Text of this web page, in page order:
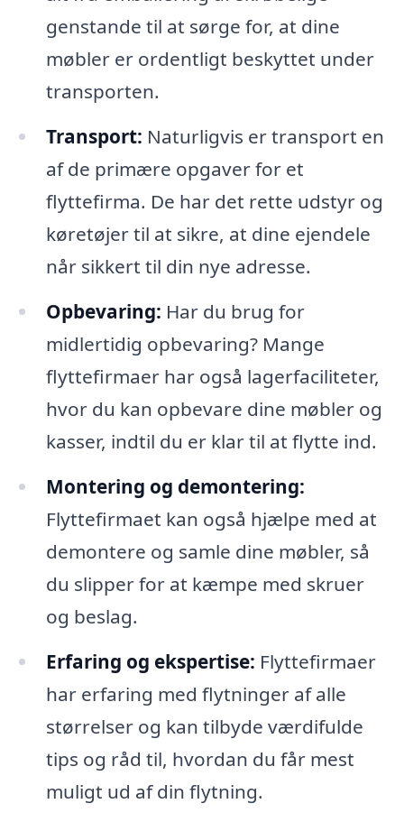
genstande til at sørge for, at dine
møbler er ordentligt beskyttet under
transporten.
Transport: Naturligvis er transport en
af de primære opgaver for et
flyttefirma. De har det rette udstyr og
køretøjer til at sikre, at dine ejendele
når sikkert til din nye adresse.
Opbevaring: Har du brug for
midlertidig opbevaring? Mange
flyttefirmaer har også lagerfaciliteter,
hvor du kan opbevare dine møbler og
kasser, indtil du er klar til at flytte ind.
Montering og demontering:
Flyttefirmaet kan også hjælpe med at
demontere og samle dine møbler, så
du slipper for at kæmpe med skruer
og beslag.
Erfaring og ekspertise: Flyttefirmaer
har erfaring med flytninger af alle
størrelser og kan tilbyde værdifulde
tips og råd til, hvordan du får mest
muligt ud af din flytning.